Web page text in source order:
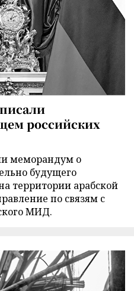
российских
меморандум о
будущего
территории арабской
по связям с
МИД.